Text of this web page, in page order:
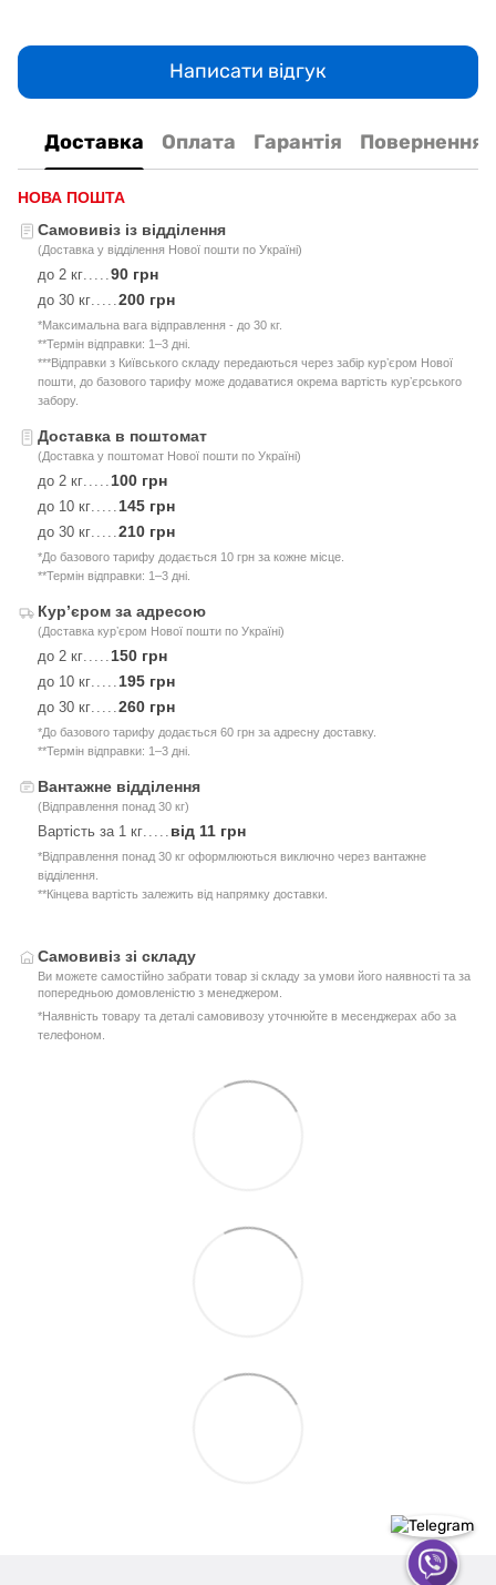
Написати відгук
Доставка Оплата Гарантія Повернення
НОВА ПОШТА
Самовивіз із відділення
(Доставка у відділення Нової пошти по Україні)
до 2 кг 90 грн
до 30 кг 200 грн
*Максимальна вага відправлення - до 30 кг.
**Термін відправки: 1–3 дні.
***Відправки з Київського складу передаються через забір курʼєром Нової
пошти, до базового тарифу може додаватися окрема вартість курʼєрського
забору.
Доставка в поштомат
(Доставка у поштомат Нової пошти по Україні)
до 2 кг 100 грн
до 10 кг 145 грн
до 30 кг 210 грн
*До базового тарифу додається 10 грн за кожне місце.
**Термін відправки: 1–3 дні.
Курʼєром за адресою
(Доставка курʼєром Нової пошти по Україні)
до 2 кг 150 грн
до 10 кг 195 грн
до 30 кг 260 грн
*До базового тарифу додається 60 грн за адресну доставку.
**Термін відправки: 1–3 дні.
Вантажне відділення
(Відправлення понад 30 кг)
Вартість за 1 кг від 11 грн
*Відправлення понад 30 кг оформлюються виключно через вантажне
відділення.
**Кінцева вартість залежить від напрямку доставки.
Самовивіз зі складу
Ви можете самостійно забрати товар зі складу за умови його наявності та за
попередньою домовленістю з менеджером.
*Наявність товару та деталі самовивозу уточнюйте в месенджерах або за
телефоном.